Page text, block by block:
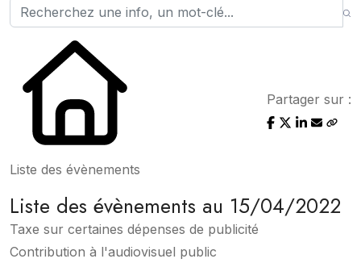
Liste des évènements
Partager sur :
Liste des évènements au 15/04/2022
Taxe sur certaines dépenses de publicité
Contribution à l'audiovisuel public